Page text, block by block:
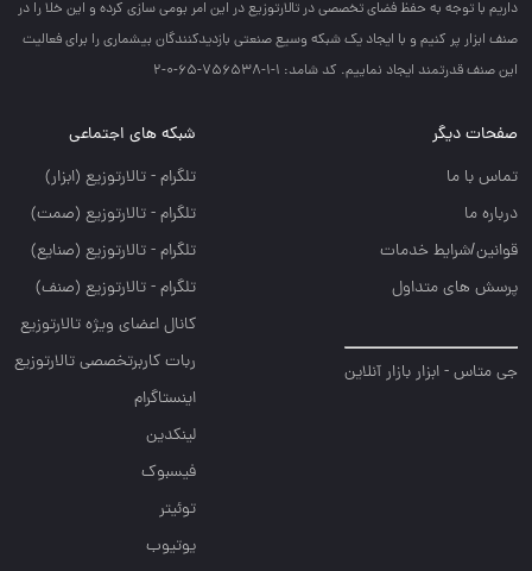
داريم با توجه به حفظ فضاي تخصصي در تالارتوزيع در اين امر بومي سازي كرده و اين خلا را در
صنف ابزار پر كنيم و با ايجاد يك شبكه وسيع صنعتي بازديدكنندگان بيشماري را براي فعاليت
اين صنف قدرتمند ايجاد نماييم. کد شامد: 1-1-756538-65-0-2
صفحات دیگر
تماس با ما
درباره ما
قوانین/شرایط خدمات
پرسش های متداول
جی متاس - ابزار بازار آنلاین
شبکه های اجتماعی
تلگرام - تالارتوزيع (ابزار)
تلگرام - تالارتوزيع (صمت)
تلگرام - تالارتوزيع (صنايع)
تلگرام - تالارتوزیع (صنف)
کانال اعضای ویژه تالارتوزیع
ربات کاربرتخصصی تالارتوزیع
اینستاگرام
لینکدین
فیسبوک
توئیتر
یوتیوب